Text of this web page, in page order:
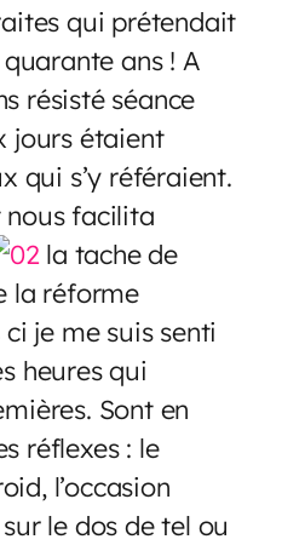
qui prétendait
ans ! A
résisté séance
jours étaient
qui s’y référaient.
nous facilita
la tache de
la réforme
je me suis senti
heures qui
Sont en
réflexes : le
l’occasion
le dos de tel ou